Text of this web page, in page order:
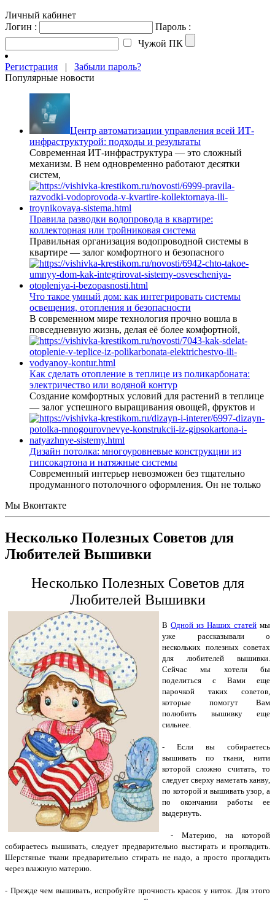
Личный кабинет
Логин :
Пароль :
Чужой ПК
Регистрация | Забыли пароль?
Популярные новости
Центр автоматизации управления всей ИТ-
инфраструктурой: подходы и результаты
Современная ИТ-инфраструктура — это сложный
механизм. В нем одновременно работают десятки
систем,
Правила разводки водопровода в квартире:
коллекторная или тройниковая система
Правильная организация водопроводной системы в
квартире — залог комфортного и безопасного
Что такое умный дом: как интегрировать системы
освещения, отопления и безопасности
В современном мире технология прочно вошла в
повседневную жизнь, делая её более комфортной,
Как сделать отопление в теплице из поликарбоната:
электричество или водяной контур
Создание комфортных условий для растений в теплице
— залог успешного выращивания овощей, фруктов и
Дизайн потолка: многоуровневые конструкции из
гипсокартона и натяжные системы
Современный интерьер невозможен без тщательно
продуманного потолочного оформления. Он не только
Мы Вконтакте
Несколько Полезных Советов для
Любителей Вышивки
Несколько Полезных Советов для
Любителей Вышивки
В Одной из Наших статей мы
уже рассказывали о
нескольких полезных советах
для любителей вышивки.
Сейчас мы хотели бы
поделиться с Вами еще
парочкой таких советов,
которые помогут Вам
полюбить вышивку еще
сильнее.
- Если вы собираетесь
вышивать по ткани, нити
которой сложно считать, то
следует сверху наметать канву,
по которой и вышивать узор, а
по окончании работы ее
выдернуть.
- Материю, на которой
собираетесь вышивать, следует предварительно выстирать и прогладить.
Шерстяные ткани предварительно стирать не надо, а просто прогладить
через влажную материю.
- Прежде чем вышивать, испробуйте прочность красок у ниток. Для этого